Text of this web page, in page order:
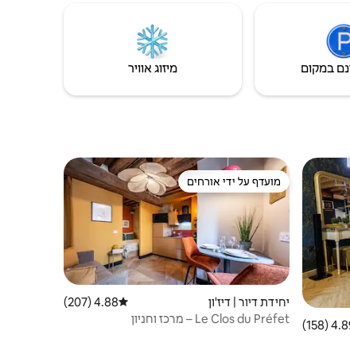
במקום מיזוג אוויר
של 4.89 מתוך 5, 158 ביקורות
4.89
מועדף על ידי אורחים
מועדף על ידי אורחים
יחידת דיור | דיז'ון דירוג ממוצע של 4.88 מתוך 5, 207 ביקורות
4.88 (207)
Le Clos du Préfet – מרכז וחניון